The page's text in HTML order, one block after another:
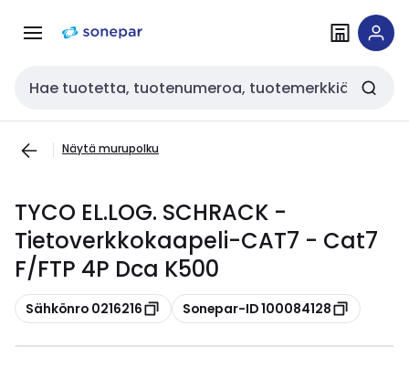
navigointiinsisältöön
Haku
Näytä murupolku
TYCO EL.LOG. SCHRACK -
Tietoverkkokaapeli-CAT7 - Cat7
F/FTP 4P Dca K500
Kopioi
Sähkönro 0216216 Kopioi
Sonepar-ID 100084128